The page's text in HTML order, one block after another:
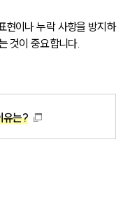
현이나 누락 사항을 방지하
것이 중요합니다.
유는?